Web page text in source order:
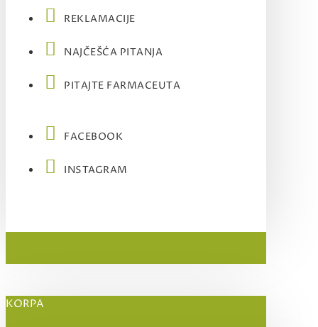
REKLAMACIJE
NAJČEŠĆA PITANJA
PITAJTE FARMACEUTA
FACEBOOK
INSTAGRAM
KORPA